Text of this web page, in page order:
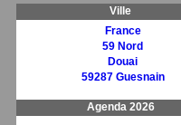
Ville
France
59 Nord
Douai
59287 Guesnain
Agenda 2026